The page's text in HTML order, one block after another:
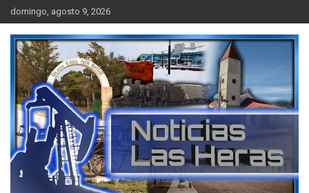
Skip
to
content
domingo, agosto 9, 2026